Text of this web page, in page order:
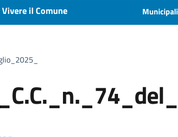
Vivere il Comune